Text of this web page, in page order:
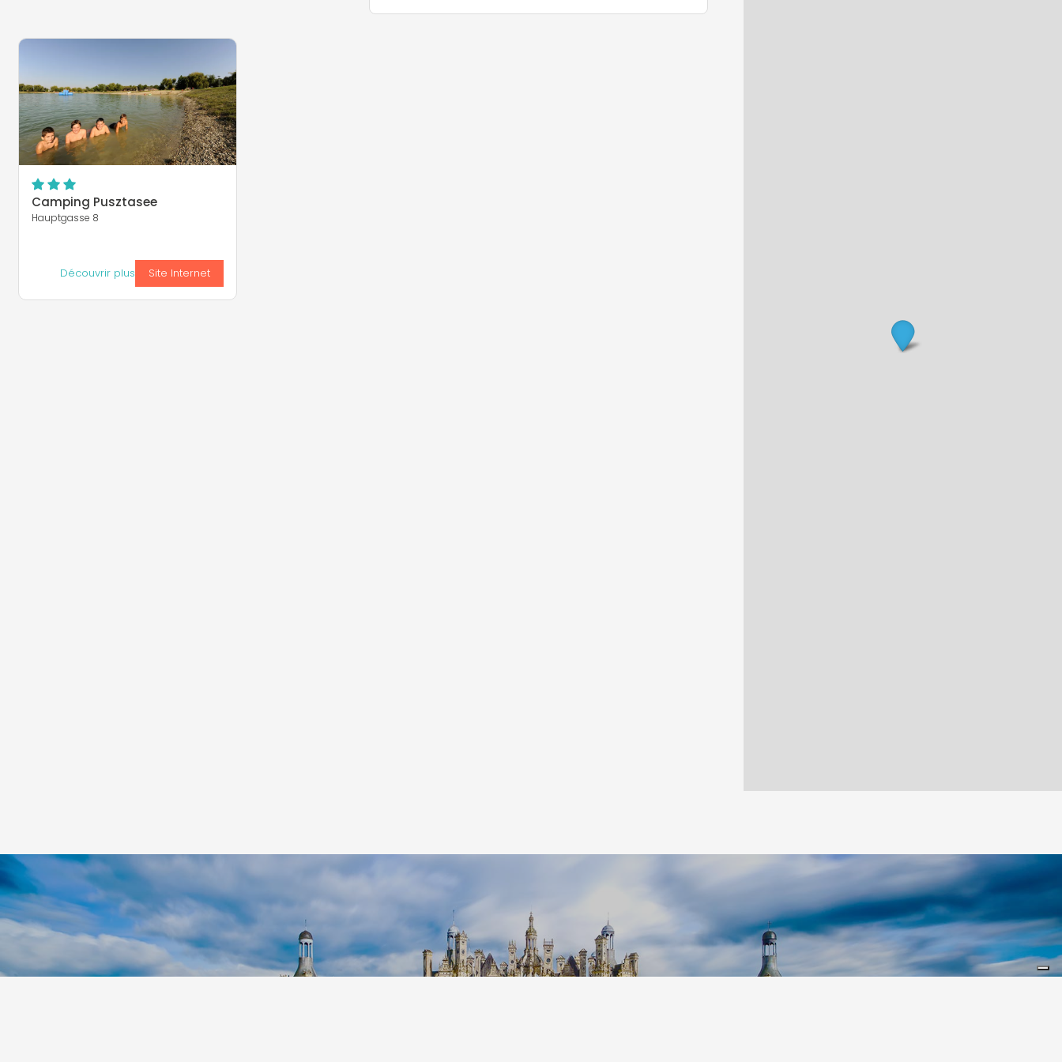
Leaflet|©Koobcamp S.r.l.
Camping Pusztasee
Hauptgasse 8
Découvrir plus Site Internet